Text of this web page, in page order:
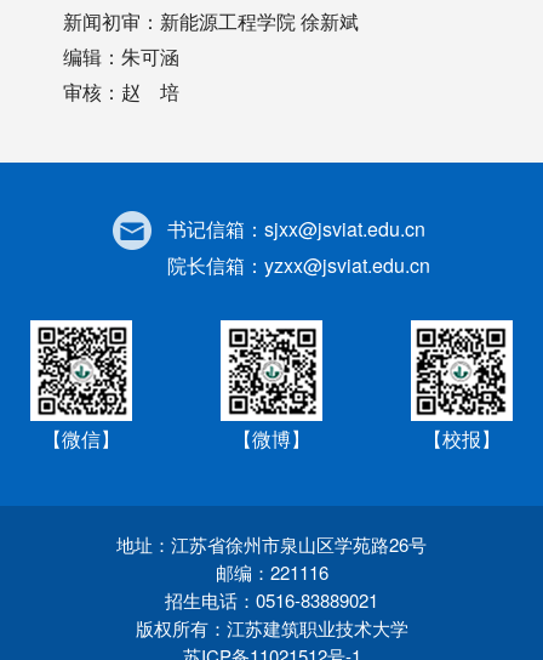
新闻初审：新能源工程学院 徐新斌
编辑：朱可涵
审核：赵 培
书记信箱： sjxx@jsviat.edu.cn
院长信箱： yzxx@jsviat.edu.cn
【微信】 【微博】 【校报】
地址：江苏省徐州市泉山区学苑路26号
邮编：221116
招生电话：0516-83889021
版权所有：江苏建筑职业技术大学